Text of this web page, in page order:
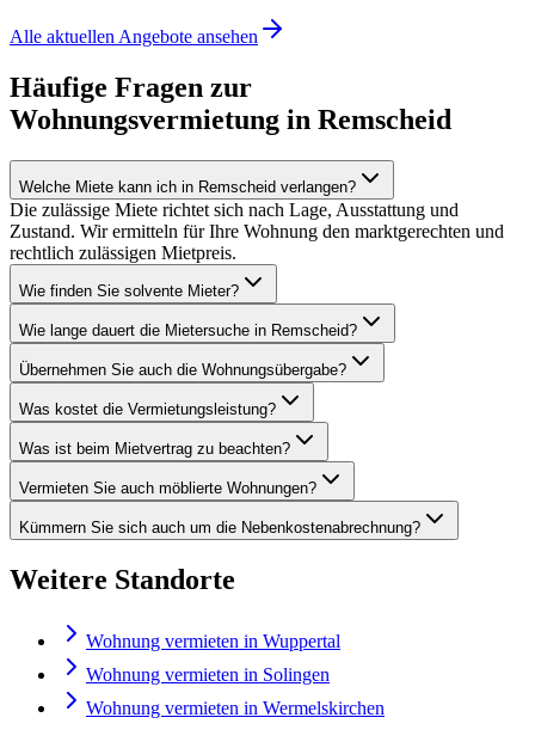
Alle aktuellen Angebote ansehen
Häufige Fragen zur
Wohnungsvermietung in Remscheid
Welche Miete kann ich in Remscheid verlangen?
Die zulässige Miete richtet sich nach Lage, Ausstattung und
Zustand. Wir ermitteln für Ihre Wohnung den marktgerechten und
rechtlich zulässigen Mietpreis.
Wie finden Sie solvente Mieter?
Wie lange dauert die Mietersuche in Remscheid?
Übernehmen Sie auch die Wohnungsübergabe?
Was kostet die Vermietungsleistung?
Was ist beim Mietvertrag zu beachten?
Vermieten Sie auch möblierte Wohnungen?
Kümmern Sie sich auch um die Nebenkostenabrechnung?
Weitere Standorte
Wohnung vermieten in Wuppertal
Wohnung vermieten in Solingen
Wohnung vermieten in Wermelskirchen